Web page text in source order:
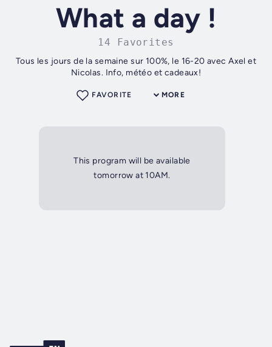
What a day !
14 Favorites
Tous les jours de la semaine sur 100%, le 16-20 avec Axel et
Nicolas. Info, météo et cadeaux!
MORE
FAVORITE
This program will be available
tomorrow at 10AM.